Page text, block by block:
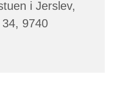
i Jerslev,
9740